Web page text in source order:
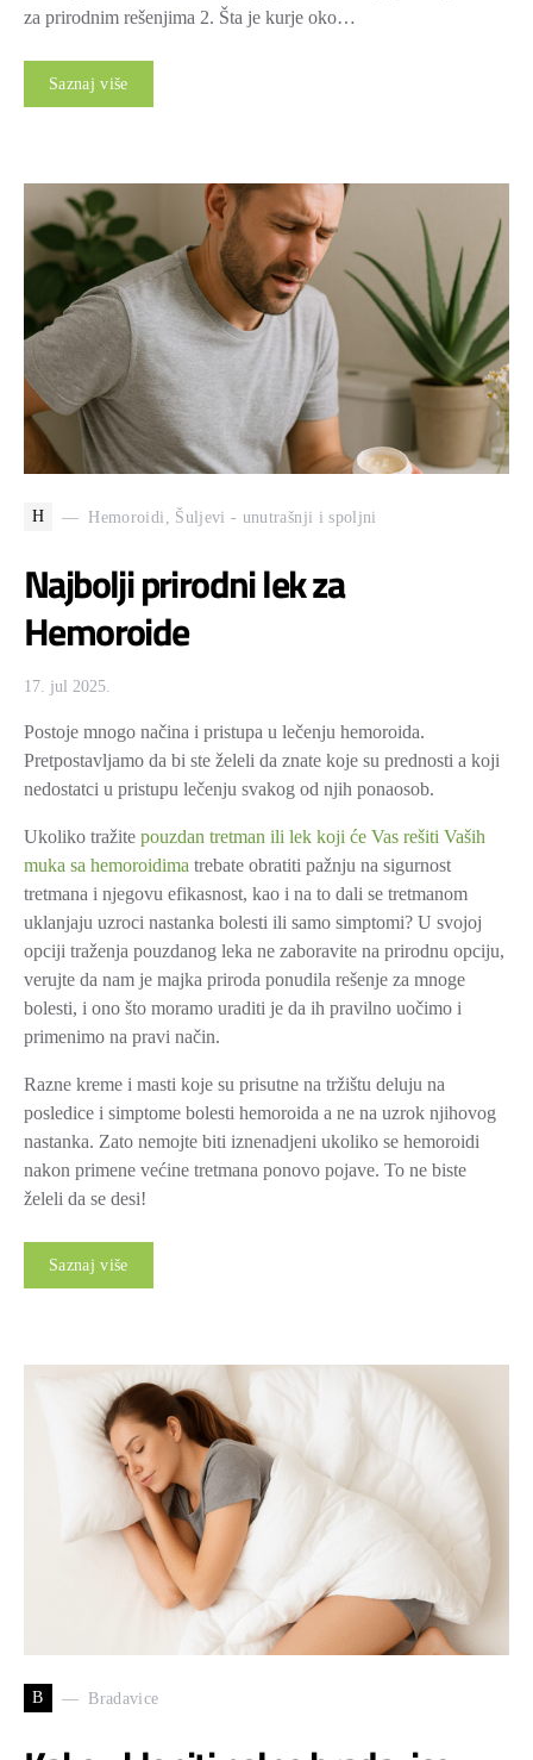
za prirodnim rešenjima 2. Šta je kurje oko…
Saznaj više
H Hemoroidi, Šuljevi - unutrašnji i spoljni
Najbolji prirodni lek za
Hemoroide
17. jul 2025.
Postoje mnogo načina i pristupa u lečenju hemoroida.
Pretpostavljamo da bi ste želeli da znate koje su prednosti a koji
nedostatci u pristupu lečenju svakog od njih ponaosob.
Ukoliko tražite pouzdan tretman ili lek koji će Vas rešiti Vaših
muka sa hemoroidima trebate obratiti pažnju na sigurnost
tretmana i njegovu efikasnost, kao i na to dali se tretmanom
uklanjaju uzroci nastanka bolesti ili samo simptomi? U svojoj
opciji traženja pouzdanog leka ne zaboravite na prirodnu opciju,
verujte da nam je majka priroda ponudila rešenje za mnoge
bolesti, i ono što moramo uraditi je da ih pravilno uočimo i
primenimo na pravi način.
Razne kreme i masti koje su prisutne na tržištu deluju na
posledice i simptome bolesti hemoroida a ne na uzrok njihovog
nastanka. Zato nemojte biti iznenadjeni ukoliko se hemoroidi
nakon primene većine tretmana ponovo pojave. To ne biste
želeli da se desi!
Saznaj više
B Bradavice